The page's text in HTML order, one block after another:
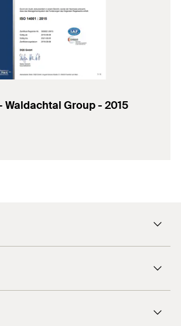
Waldachtal Group - 2015